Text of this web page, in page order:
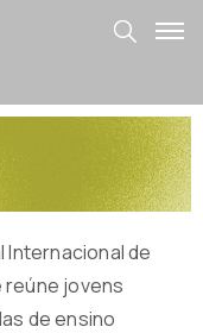
Internacional de
reúne jovens
de ensino